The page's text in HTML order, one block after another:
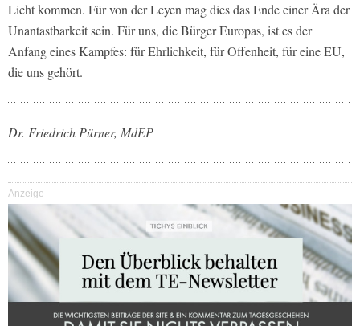
Licht kommen. Für von der Leyen mag dies das Ende einer Ära der
Unantastbarkeit sein. Für uns, die Bürger Europas, ist es der
Anfang eines Kampfes: für Ehrlichkeit, für Offenheit, für eine EU,
die uns gehört.
Dr. Friedrich Pürner, MdEP
Anzeige